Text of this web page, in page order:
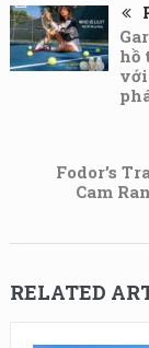
hồ
Fodor’s
Cam
RELATED